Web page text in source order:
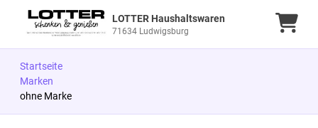
LOTTER Haushaltswaren
71634 Ludwigsburg
Startseite
Marken
ohne Marke